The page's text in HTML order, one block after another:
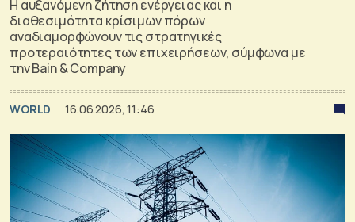
Η αυξανόμενη ζήτηση ενέργειας και η
διαθεσιμότητα κρίσιμων πόρων
αναδιαμορφώνουν τις στρατηγικές
προτεραιότητες των επιχειρήσεων, σύμφωνα με
την Bain & Company
WORLD 16.06.2026, 11:46